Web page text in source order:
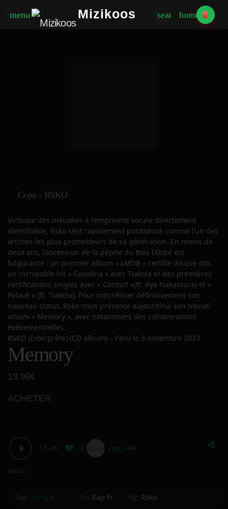
menu Mizikoos searchhome
Copa – RSKO
Virtuose des mélodies à l’empreinte vocale directement
identifiable, Rsko s’est rapidement positionné comme l’un des
artistes les plus prometteurs de sa génération. En moins de
deux ans, l’ascension de la pépite du Bois l’Abbé est
fulgurante : un premier album « LMDB » certifié disque d’or,
un incroyable hit « Gasolina » avec Tiakola et des premières
certifications singles avec « Contvct »(ft. Aya Nakamura) et «
Palavé » (ft. Tiakola). Pour concrétiser définitivement son
nouveau statut, Rsko nous présente aujourd’hui son nouvel
album « Memory », avec notamment des collaborations
évènementielles.
RSKO (Interprète) (CD album) – Paru le 3 novembre 2023
Memory
13.99€
ACHETER
15.2K 0 shop_twovertical_align_bottom
44
more_horiz
Tag: Single In: Rap Fr By: Rsko